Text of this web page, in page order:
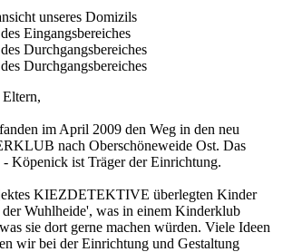
im April 2009 den Weg in den neu
nach Oberschöneweide Ost. Das
Köpenick ist Träger der Einrichtung.
KIEZDETEKTIVE überlegten Kinder
Wuhlheide', was in einem Kinderklub
sie dort gerne machen würden. Viele Ideen
wir bei der Einrichtung und Gestaltung